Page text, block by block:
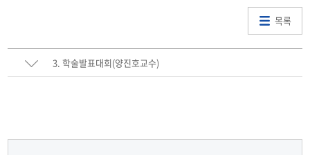
목록
3. 학술발표대회(양진호교수)